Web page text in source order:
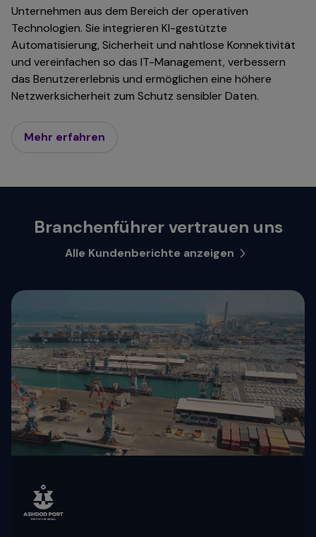
Unternehmen aus dem Bereich der operativen
Technologien. Sie integrieren KI-gestützte
Automatisierung, Sicherheit und nahtlose Konnektivität
und vereinfachen so das IT-Management, verbessern
das Benutzererlebnis und ermöglichen eine höhere
Netzwerksicherheit zum Schutz sensibler Daten.
Mehr erfahren
Branchenführer vertrauen uns
Alle Kundenberichte anzeigen